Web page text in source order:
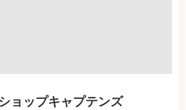
ョップキャプテンズ